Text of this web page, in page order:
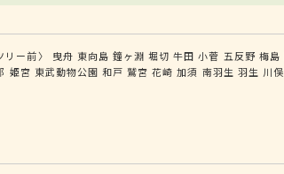
ー前〉 曳舟 東向島 鐘ヶ淵 堀切 牛田 小菅 五反野 梅島
姫宮 東武動物公園 和戸 鷲宮 花崎 加須 南羽生 羽生 川俣